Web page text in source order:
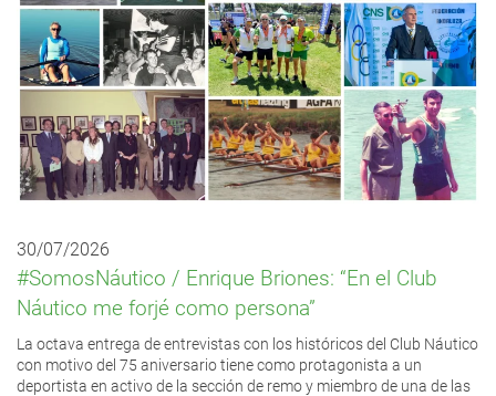
30/07/2026
#SomosNáutico / Enrique Briones: “En el Club
Náutico me forjé como persona”
La octava entrega de entrevistas con los históricos del Club Náutico
con motivo del 75 aniversario tiene como protagonista a un
deportista en activo de la sección de remo y miembro de una de las